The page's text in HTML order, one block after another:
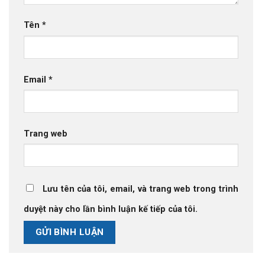
Tên *
Email *
Trang web
Lưu tên của tôi, email, và trang web trong trình
duyệt này cho lần bình luận kế tiếp của tôi.